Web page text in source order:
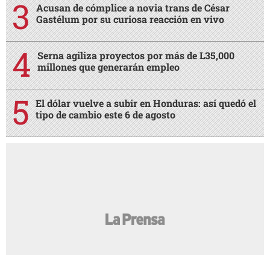
Acusan de cómplice a novia trans de César
Gastélum por su curiosa reacción en vivo
Serna agiliza proyectos por más de L35,000
millones que generarán empleo
El dólar vuelve a subir en Honduras: así quedó el
tipo de cambio este 6 de agosto